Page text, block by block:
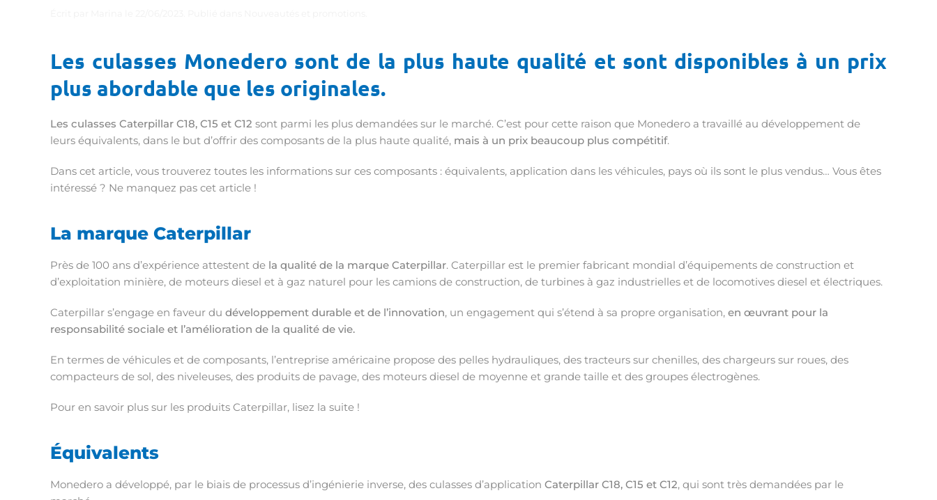
Les culasses Monedero sont de la plus haute qualité et sont disponibles à un prix
plus abordable que les originales.
Les culasses Caterpillar C18, C15 et C12 sont parmi les plus demandées sur le marché. C’est pour cette raison que Monedero a travaillé au développement de
leurs équivalents, dans le but d’offrir des composants de la plus haute qualité, mais à un prix beaucoup plus compétitif.
Dans cet article, vous trouverez toutes les informations sur ces composants : équivalents, application dans les véhicules, pays où ils sont le plus vendus… Vous êtes
intéressé ? Ne manquez pas cet article !
La marque Caterpillar
Près de 100 ans d’expérience attestent de la qualité de la marque Caterpillar. Caterpillar est le premier fabricant mondial d’équipements de construction et
d’exploitation minière, de moteurs diesel et à gaz naturel pour les camions de construction, de turbines à gaz industrielles et de locomotives diesel et électriques.
Caterpillar s’engage en faveur du développement durable et de l’innovation, un engagement qui s’étend à sa propre organisation, en œuvrant pour la
responsabilité sociale et l’amélioration de la qualité de vie.
En termes de véhicules et de composants, l’entreprise américaine propose des pelles hydrauliques, des tracteurs sur chenilles, des chargeurs sur roues, des
compacteurs de sol, des niveleuses, des produits de pavage, des moteurs diesel de moyenne et grande taille et des groupes électrogènes.
Pour en savoir plus sur les produits Caterpillar, lisez la suite !
Équivalents
Monedero a développé, par le biais de processus d’ingénierie inverse, des culasses d’application Caterpillar C18, C15 et C12, qui sont très demandées par le